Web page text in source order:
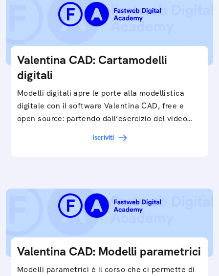
Valentina CAD: Cartamodelli
digitali
Modelli digitali apre le porte alla modellistica
digitale con il software Valentina CAD, free e
open source: partendo dall’esercizio del video…
Iscriviti
Valentina CAD: Modelli parametrici
Modelli parametrici è il corso che ci permette di